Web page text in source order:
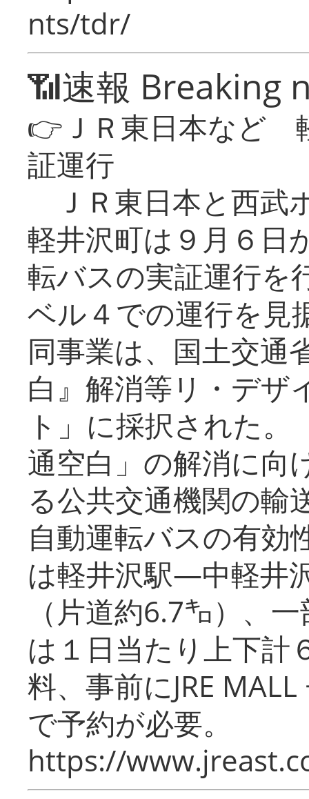
nts/tdr/
📶速報 Breaking
👉ＪＲ東日本など
証運行
ＪＲ東日本と西武
軽井沢町は９月６日
転バスの実証運行を
ベル４での運行を見
同事業は、国土交通
白』解消等リ・デザ
ト」に採択された
通空白」の解消に向
る公共交通機関の輸
自動運転バスの有効
は軽井沢駅―中軽井
（片道約6.7㌔）、
は１日当たり上下計
料、事前にJRE
で予約が必要。
https://